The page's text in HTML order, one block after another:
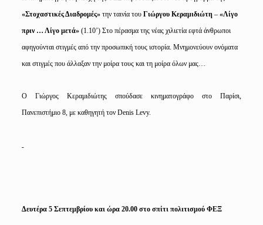
«Στοχαστικές Διαδρομές»την ταινία τουΓιώργου Κεραμιδιώτη–«Λίγο
πριν … Λίγο μετά»(1.10’) Στο πέρασμα της νέας χιλιετία εφτά άνθρωποι
αφηγούνται στιγμές από την προσωπική τους ιστορία. Μνημονεύουν ονόματα
και στιγμές που άλλαξαν την μοίρα τους και τη μοίρα όλων μας…
Ο Γιώργος Κεραμιδιώτης σπούδασε κινηματογράφο στο Παρίσι,
Πανεπιστήμιο 8, με καθηγητή τον Denis Levy.
Δευτέρα 5 Σεπτεμβρίου και ώρα 20.00 στο σπίτι πολιτισμού ΦΕΞ